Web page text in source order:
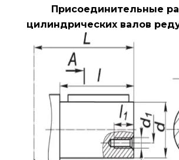
Присоединительные
цилиндрических валов